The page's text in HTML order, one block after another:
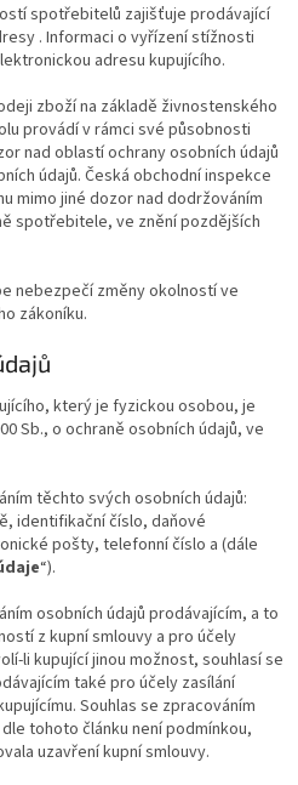
spotřebitelů zajišťuje prodávající
. Informaci o vyřízení stížnosti
adresu kupujícího.
zboží na základě živnostenského
provádí v rámci své působnosti
nad oblastí ochrany osobních údajů
údajů. Česká obchodní inspekce
mimo jiné dozor nad dodržováním
spotřebitele, ve znění pozdějších
nebezpečí změny okolností ve
zákoníku.
který je fyzickou osobou, je
Sb., o ochraně osobních údajů, ve
těchto svých osobních údajů:
identifikační číslo, daňové
pošty, telefonní číslo a (dále
“).
osobních údajů prodávajícím, a to
z kupní smlouvy a pro účely
li kupující jinou možnost, souhlasí se
také pro účely zasílání
Souhlas se zpracováním
tohoto článku není podmínkou,
uzavření kupní smlouvy.